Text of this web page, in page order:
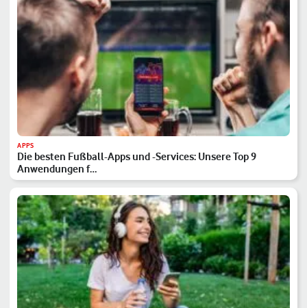
APPS
Die besten Fußball-Apps und -Services: Unsere Top 9
Anwendungen f…